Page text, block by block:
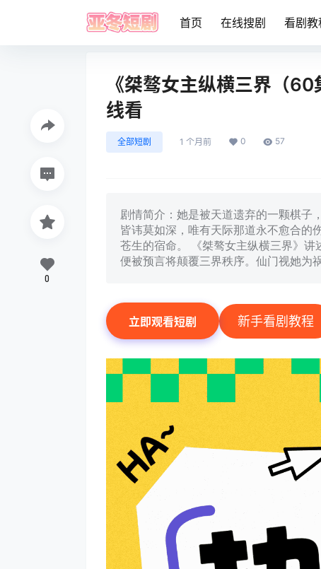
首页 在线搜剧 看剧教
《桀骜女主纵横三界（
线看
全部短剧 1 个月前 0 57
剧情简介：她是被天道遗弃的一颗棋子
皆讳莫如深，唯有天际那道永不愈合的
苍生的宿命。 《桀骜女主纵横三界》
便被预言将颠覆三界秩序。仙门视她为
立即观看短剧 新手看剧教程
0